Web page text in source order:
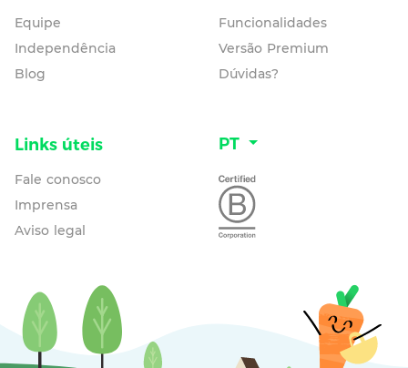
Equipe
Independência
Blog
Funcionalidades
Versão Premium
Dúvidas?
Links úteis
Fale conosco
Imprensa
Aviso legal
PT